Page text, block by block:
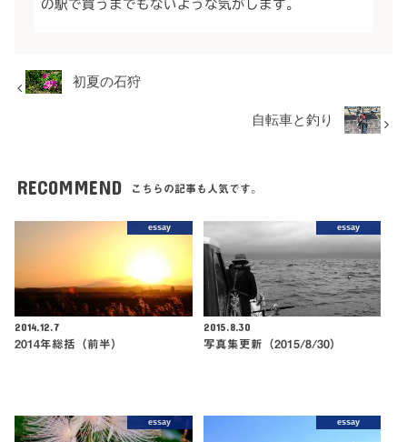
の駅で買うまでもないような気がします。
初夏の石狩
自転車と釣り
RECOMMEND こちらの記事も人気です。
essay
2014.12.7
2014年総括（前半）
essay
2015.8.30
写真集更新（2015/8/30）
essay essay